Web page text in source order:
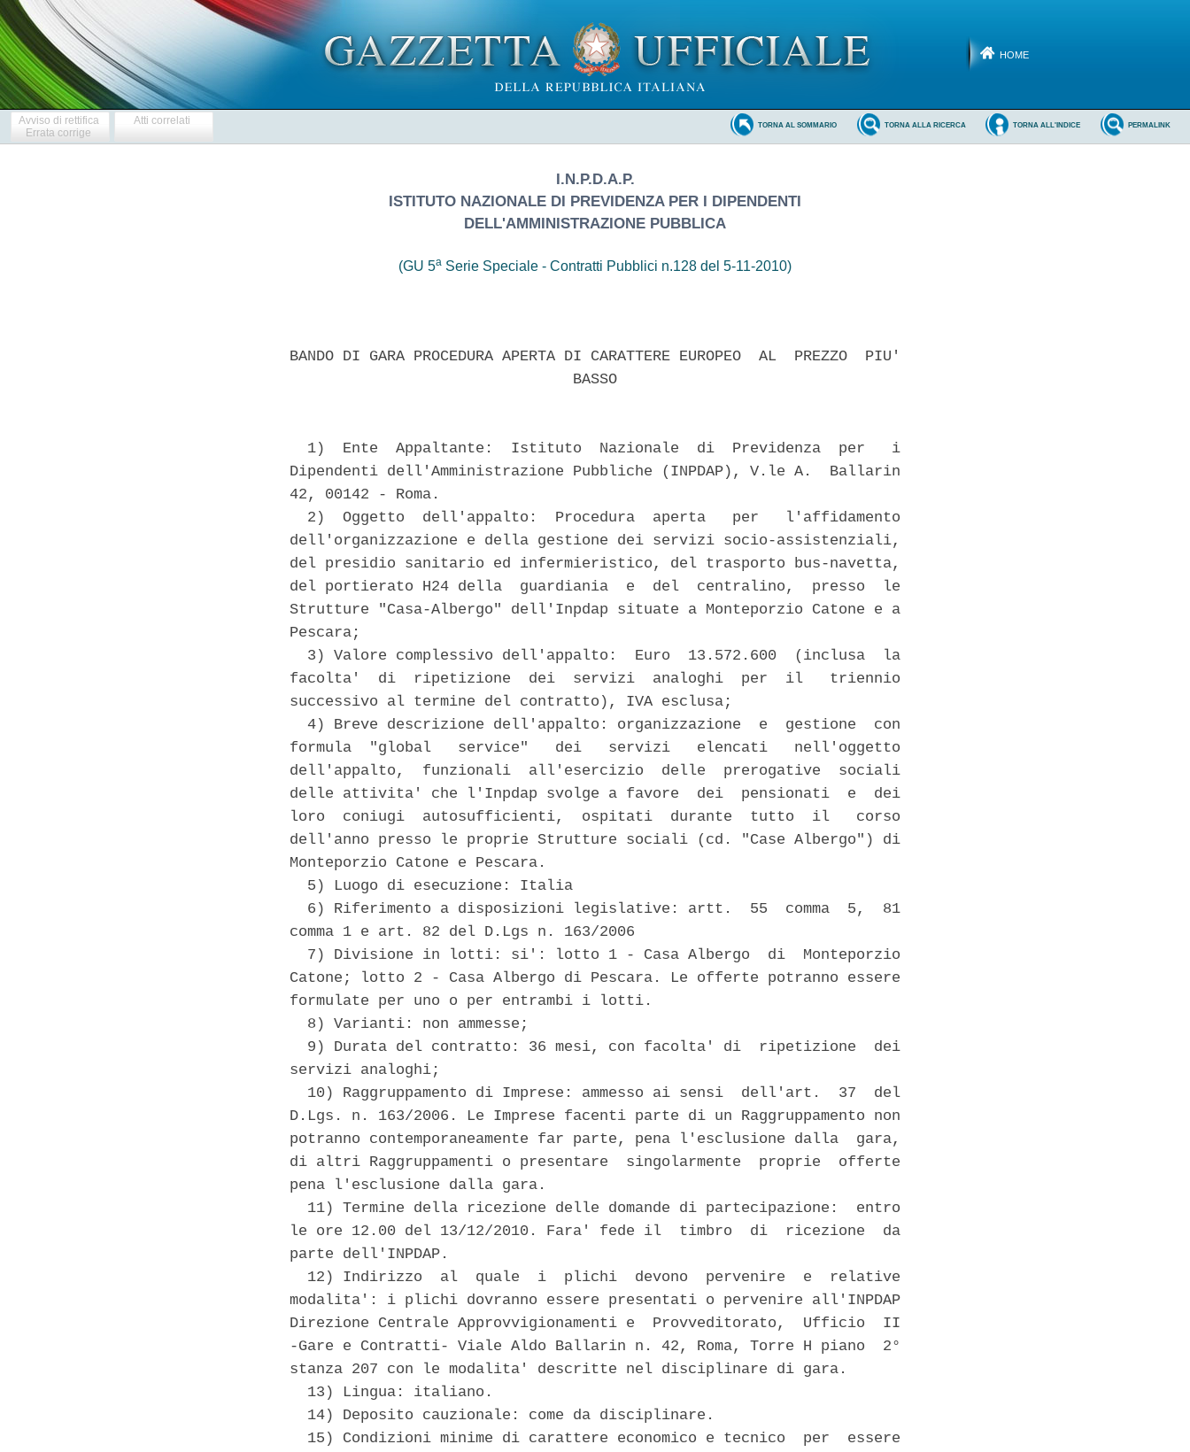
HOME
Avviso di rettifica
Errata corrige
Atti correlati PERMALINK
TORNA ALL'INDICE
TORNA ALLA RICERCA
TORNA AL SOMMARIO
I.N.P.D.A.P.
ISTITUTO NAZIONALE DI PREVIDENZA PER I DIPENDENTI
DELL'AMMINISTRAZIONE PUBBLICA
(GU 5a Serie Speciale - Contratti Pubblici n.128 del 5-11-2010)
BANDO DI GARA PROCEDURA APERTA DI CARATTERE EUROPEO  AL  PREZZO  PIU'
                                BASSO
  1)  Ente  Appaltante:  Istituto  Nazionale  di  Previdenza  per   i
Dipendenti dell'Amministrazione Pubbliche (INPDAP), V.le A.  Ballarin
42, 00142 - Roma.
  2)  Oggetto  dell'appalto:  Procedura  aperta   per   l'affidamento
dell'organizzazione e della gestione dei servizi socio-assistenziali,
del presidio sanitario ed infermieristico, del trasporto bus-navetta,
del portierato H24 della  guardiania  e  del  centralino,  presso  le
Strutture "Casa-Albergo" dell'Inpdap situate a Monteporzio Catone e a
Pescara;
  3) Valore complessivo dell'appalto:  Euro  13.572.600  (inclusa  la
facolta'  di  ripetizione  dei  servizi  analoghi  per  il   triennio
successivo al termine del contratto), IVA esclusa;
  4) Breve descrizione dell'appalto: organizzazione  e  gestione  con
formula  "global   service"   dei   servizi   elencati   nell'oggetto
dell'appalto,  funzionali  all'esercizio  delle  prerogative  sociali
delle attivita' che l'Inpdap svolge a favore  dei  pensionati  e  dei
loro  coniugi  autosufficienti,  ospitati  durante  tutto  il   corso
dell'anno presso le proprie Strutture sociali (cd. "Case Albergo") di
Monteporzio Catone e Pescara.
  5) Luogo di esecuzione: Italia
  6) Riferimento a disposizioni legislative: artt.  55  comma  5,  81
comma 1 e art. 82 del D.Lgs n. 163/2006
  7) Divisione in lotti: si': lotto 1 - Casa Albergo  di  Monteporzio
Catone; lotto 2 - Casa Albergo di Pescara. Le offerte potranno essere
formulate per uno o per entrambi i lotti.
  8) Varianti: non ammesse;
  9) Durata del contratto: 36 mesi, con facolta' di  ripetizione  dei
servizi analoghi;
  10) Raggruppamento di Imprese: ammesso ai sensi  dell'art.  37  del
D.Lgs. n. 163/2006. Le Imprese facenti parte di un Raggruppamento non
potranno contemporaneamente far parte, pena l'esclusione dalla  gara,
di altri Raggruppamenti o presentare  singolarmente  proprie  offerte
pena l'esclusione dalla gara.
  11) Termine della ricezione delle domande di partecipazione:  entro
le ore 12.00 del 13/12/2010. Fara' fede il  timbro  di  ricezione  da
parte dell'INPDAP.
  12) Indirizzo  al  quale  i  plichi  devono  pervenire  e  relative
modalita': i plichi dovranno essere presentati o pervenire all'INPDAP
Direzione Centrale Approvvigionamenti e  Provveditorato,  Ufficio  II
-Gare e Contratti- Viale Aldo Ballarin n. 42, Roma, Torre H piano  2°
stanza 207 con le modalita' descritte nel disciplinare di gara.
  13) Lingua: italiano.
  14) Deposito cauzionale: come da disciplinare.
  15) Condizioni minime di carattere economico e tecnico  per  essere